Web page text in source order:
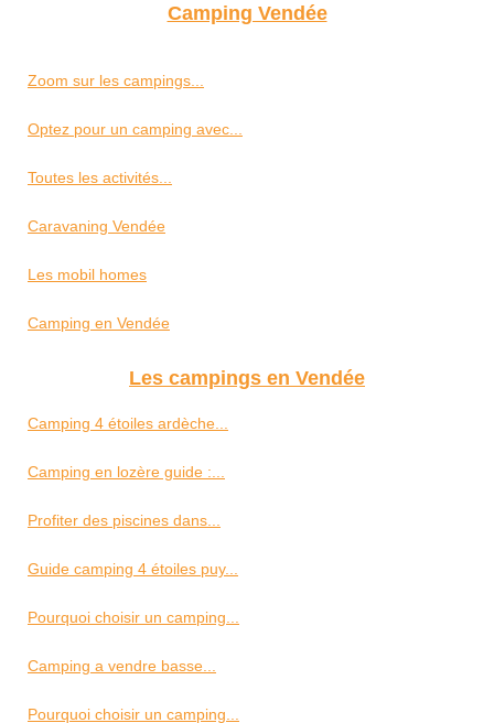
Camping Vendée
Zoom sur les campings...
Optez pour un camping avec...
Toutes les activités...
Caravaning Vendée
Les mobil homes
Camping en Vendée
Les campings en Vendée
Camping 4 étoiles ardèche...
Camping en lozère guide :...
Profiter des piscines dans...
Guide camping 4 étoiles puy...
Pourquoi choisir un camping...
Camping a vendre basse...
Pourquoi choisir un camping...